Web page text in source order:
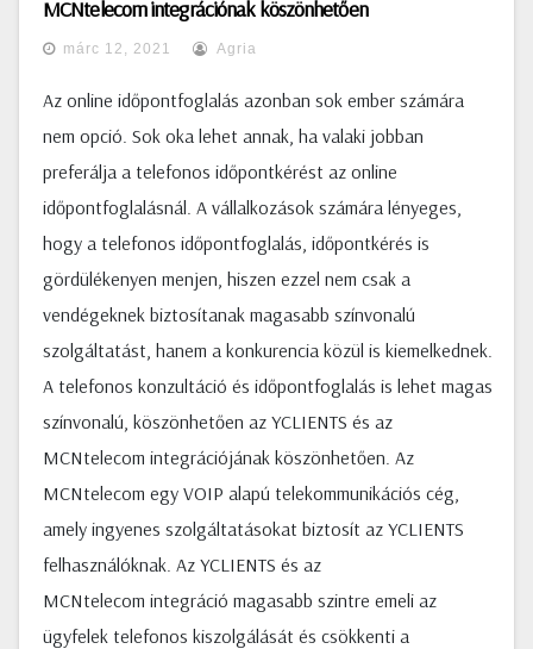
MCNtelecom integrációnak köszönhetően
márc 12, 2021 Agria
Az online időpontfoglalás azonban sok ember számára
nem opció. Sok oka lehet annak, ha valaki jobban
preferálja a telefonos időpontkérést az online
időpontfoglalásnál. A vállalkozások számára lényeges,
hogy a telefonos időpontfoglalás, időpontkérés is
gördülékenyen menjen, hiszen ezzel nem csak a
vendégeknek biztosítanak magasabb színvonalú
szolgáltatást, hanem a konkurencia közül is kiemelkednek.
A telefonos konzultáció és időpontfoglalás is lehet magas
színvonalú, köszönhetően az YCLIENTS és az
MCNtelecom integrációjának köszönhetően. Az
MCNtelecom egy VOIP alapú telekommunikációs cég,
amely ingyenes szolgáltatásokat biztosít az YCLIENTS
felhasználóknak. Az YCLIENTS és az
MCNtelecom integráció magasabb szintre emeli az
ügyfelek telefonos kiszolgálását és csökkenti a